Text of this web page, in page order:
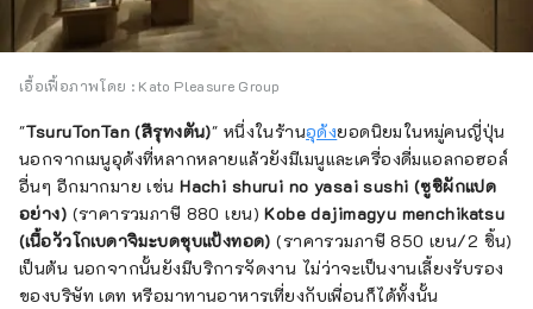
เอื้อเฟื้อภาพโดย : Kato Pleasure Group
"TsuruTonTan (สึรุทงตัน)" หนึ่งในร้านอุด้งยอดนิยมในหมู่คนญี่ปุ่น
นอกจากเมนูอุด้งที่หลากหลายแล้วยังมีเมนูและเครื่องดื่มแอลกอฮอล์
อื่นๆ อีกมากมาย เช่นHachi shurui no yasai sushi (ซูชิผักแปด
อย่าง) (ราคารวมภาษี 880 เยน)Kobe dajimagyu menchikatsu
(เนื้อวัวโกเบดาจิมะบดชุบแป้งทอด) (ราคารวมภาษี 850 เยน/2 ชิ้น)
เป็นต้น นอกจากนั้นยังมีบริการจัดงาน ไม่ว่าจะเป็นงานเลี้ยงรับรอง
ของบริษัท เดท หรือมาทานอาหารเที่ยงกับเพื่อนก็ได้ทั้งนั้น